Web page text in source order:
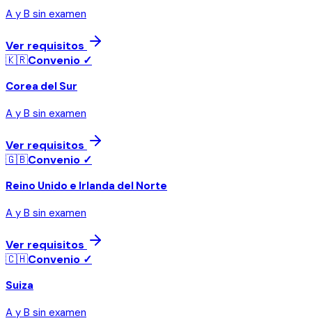
A y B sin examen
Ver requisitos
🇰🇷Convenio ✓
Corea del Sur
A y B sin examen
Ver requisitos
🇬🇧Convenio ✓
Reino Unido e Irlanda del Norte
A y B sin examen
Ver requisitos
🇨🇭Convenio ✓
Suiza
A y B sin examen